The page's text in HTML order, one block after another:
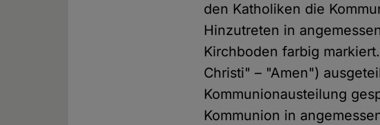
den Katholiken die
Hinzutreten in
Kirchboden farbig
Christi" – "Amen")
Kommunionausteilung
Kommunion in